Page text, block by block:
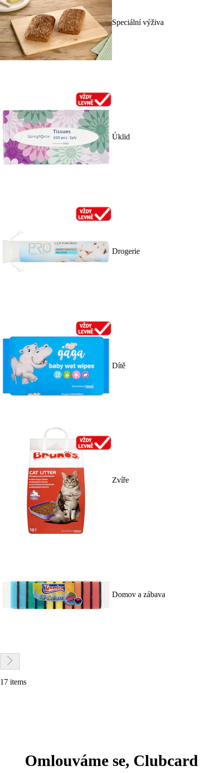
Speciální výživa
Úklid
Drogerie
Dítě
Zvíře
Domov a zábava
17 items
Omlouváme se, Clubcard